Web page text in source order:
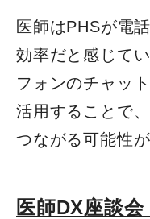
医師はPHSが電
効率だと感じて
フォンのチャッ
活用することで
つながる可能性が
医師DX座談